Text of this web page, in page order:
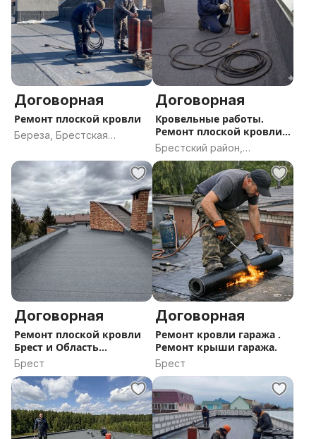
Договорная
Ремонт плоской кровли
Береза, Брестская
Договорная
Кровельные работы.
Ремонт плоской кровли.
Брест и область.
Брестский район,
Брестская область
Договорная
Ремонт плоской кровли
Брест и Область
Технониколь Рубероид
Брест
Договорная
Ремонт кровли гаража .
Ремонт крыши гаража.
Брест